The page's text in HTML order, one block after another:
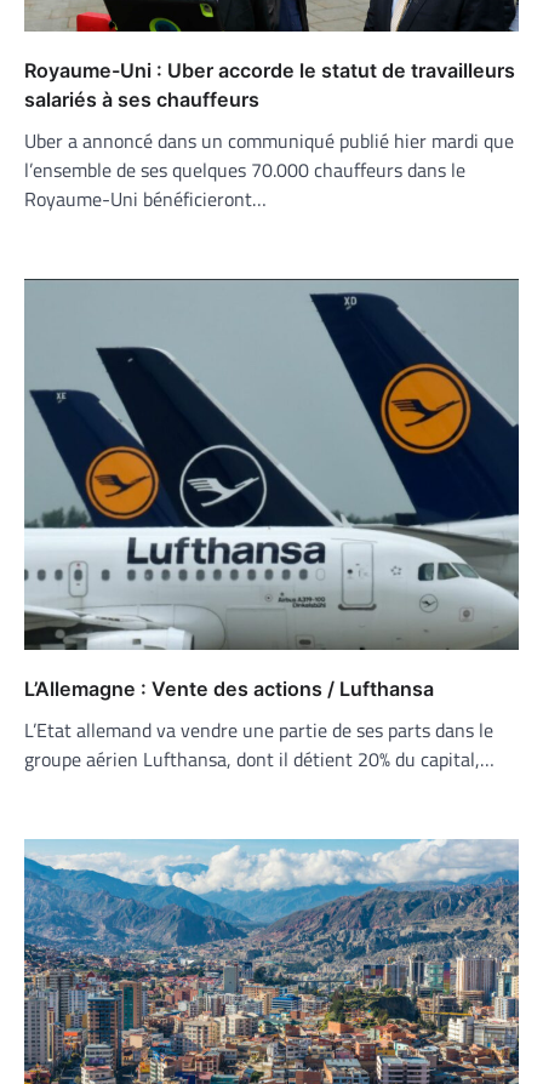
Royaume-Uni : Uber accorde le statut de travailleurs
salariés à ses chauffeurs
Uber a annoncé dans un communiqué publié hier mardi que
l’ensemble de ses quelques 70.000 chauffeurs dans le
Royaume-Uni bénéficieront…
L’Allemagne : Vente des actions / Lufthansa
L’Etat allemand va vendre une partie de ses parts dans le
groupe aérien Lufthansa, dont il détient 20% du capital,…